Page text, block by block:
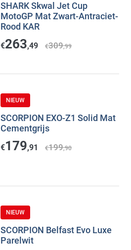
SHARK Skwal Jet Cup
MotoGP Mat Zwart-Antraciet-
Rood KAR
€263,49 €309,99
NIEUW
SCORPION EXO-Z1 Solid Mat
Cementgrijs
€179,91 €199,90
NIEUW
SCORPION Belfast Evo Luxe
Parelwit